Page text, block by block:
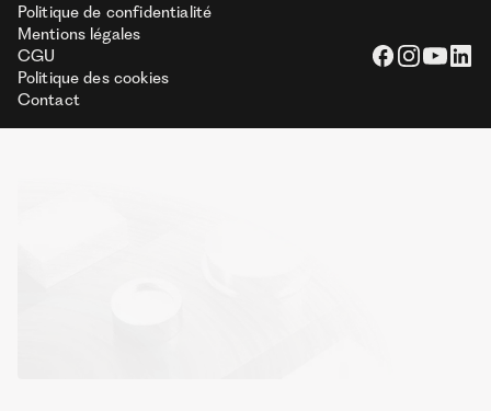
Politique de confidentialité
Mentions légales
CGU
Politique des cookies
Contact